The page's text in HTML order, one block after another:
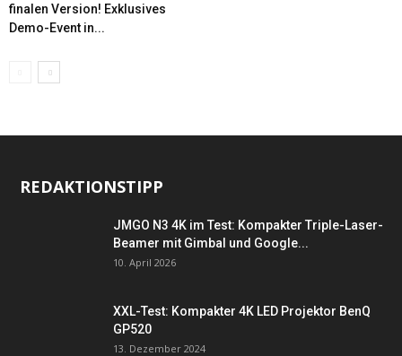
finalen Version! Exklusives
Demo-Event in...
REDAKTIONSTIPP
JMGO N3 4K im Test: Kompakter Triple-Laser-
Beamer mit Gimbal und Google...
10. April 2026
XXL-Test: Kompakter 4K LED Projektor BenQ
GP520
13. Dezember 2024